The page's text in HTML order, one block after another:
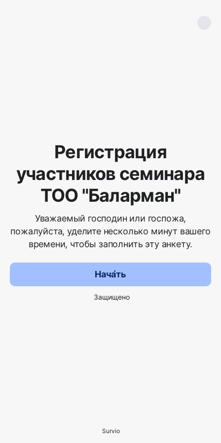
Регистрация
участников семинара
ТОО "Баларман"
Уважаемый господин или госпожа,
пожалуйста, уделите несколько минут вашего
времени, чтобы заполнить эту анкету.
Нача́ть
Защищено
Survio